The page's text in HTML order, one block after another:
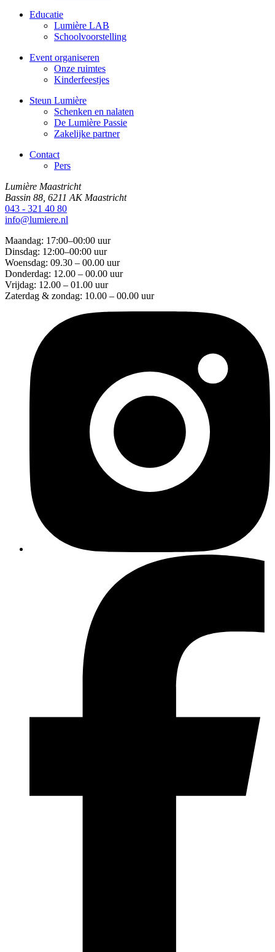
Educatie
Lumière LAB
Schoolvoorstelling
Event organiseren
Onze ruimtes
Kinderfeestjes
Steun Lumière
Schenken en nalaten
De Lumière Passie
Zakelijke partner
Contact
Pers
Lumière Maastricht
Bassin 88, 6211 AK Maastricht
043 - 321 40 80
info@lumiere.nl
Maandag: 17:00–00:00 uur
Dinsdag: 12:00–00:00 uur
Woensdag: 09.30 – 00.00 uur
Donderdag: 12.00 – 00.00 uur
Vrijdag: 12.00 – 01.00 uur
Zaterdag & zondag: 10.00 – 00.00 uur